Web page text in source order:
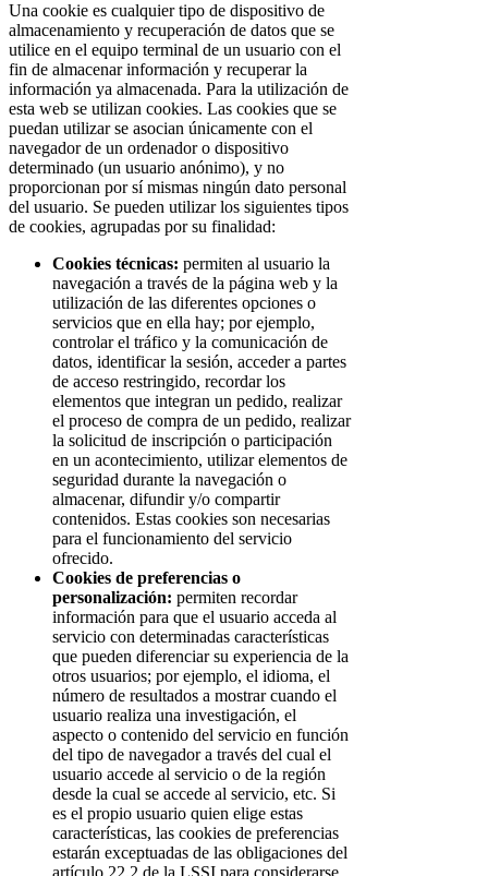
Una cookie es cualquier tipo de dispositivo de
almacenamiento y recuperación de datos que se
utilice en el equipo terminal de un usuario con el
fin de almacenar información y recuperar la
información ya almacenada. Para la utilización de
esta web se utilizan cookies. Las cookies que se
puedan utilizar se asocian únicamente con el
navegador de un ordenador o dispositivo
determinado (un usuario anónimo), y no
proporcionan por sí mismas ningún dato personal
del usuario. Se pueden utilizar los siguientes tipos
de cookies, agrupadas por su finalidad:
Cookies técnicas: permiten al usuario la
navegación a través de la página web y la
utilización de las diferentes opciones o
servicios que en ella hay; por ejemplo,
controlar el tráfico y la comunicación de
datos, identificar la sesión, acceder a partes
de acceso restringido, recordar los
elementos que integran un pedido, realizar
el proceso de compra de un pedido, realizar
la solicitud de inscripción o participación
en un acontecimiento, utilizar elementos de
seguridad durante la navegación o
almacenar, difundir y/o compartir
contenidos. Estas cookies son necesarias
para el funcionamiento del servicio
ofrecido.
Cookies de preferencias o
personalización: permiten recordar
información para que el usuario acceda al
servicio con determinadas características
que pueden diferenciar su experiencia de la
otros usuarios; por ejemplo, el idioma, el
número de resultados a mostrar cuando el
usuario realiza una investigación, el
aspecto o contenido del servicio en función
del tipo de navegador a través del cual el
usuario accede al servicio o de la región
desde la cual se accede al servicio, etc. Si
es el propio usuario quien elige estas
características, las cookies de preferencias
estarán exceptuadas de las obligaciones del